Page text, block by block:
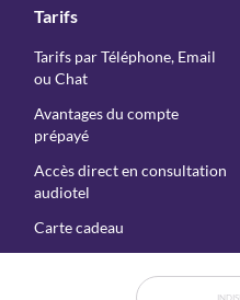
Tarifs
Tarifs par Téléphone, Email
ou Chat
Avantages du compte
prépayé
Accès direct en consultation
audiotel
Carte cadeau
Copyright © Spiriteo